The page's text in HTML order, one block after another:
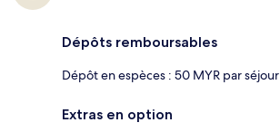
Dépôts remboursables
Dépôt en espèces : 50 MYR par séjour
Extras en option